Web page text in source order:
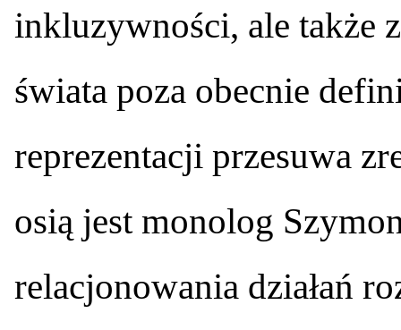
inkluzywności, ale także
świata poza obecnie
reprezentacji przesuwa
osią jest monolog
relacjonowania działań